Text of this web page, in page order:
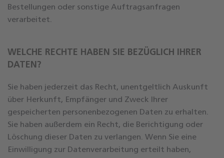
Bestellungen oder sonstige Auftragsanfragen
verarbeitet.
WELCHE RECHTE HABEN SIE BEZÜGLICH IHRER
DATEN?
Sie haben jederzeit das Recht, unentgeltlich Auskunft
über Herkunft, Empfänger und Zweck Ihrer
gespeicherten personenbezogenen Daten zu erhalten.
Sie haben außerdem ein Recht, die Berichtigung oder
Löschung dieser Daten zu verlangen. Wenn Sie eine
Einwilligung zur Datenverarbeitung erteilt haben,